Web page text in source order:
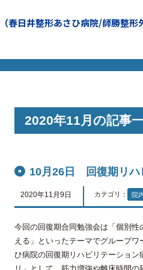
（春日井整形あさひ病院/師勝整形
2020年11月の記事
10月26日 回復期リハ
2020年11月9日 カテゴリ： 院
今回の回復期合同勉強会は「個別性
える」といったテーマでグループワ
ひ病院の回復期リハビリテーション